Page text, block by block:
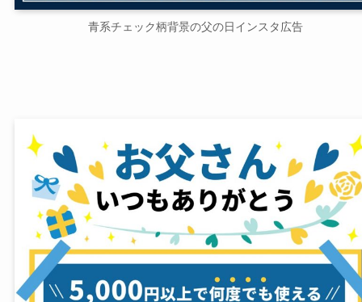
青系チェック柄背景の父の日インスタ広告